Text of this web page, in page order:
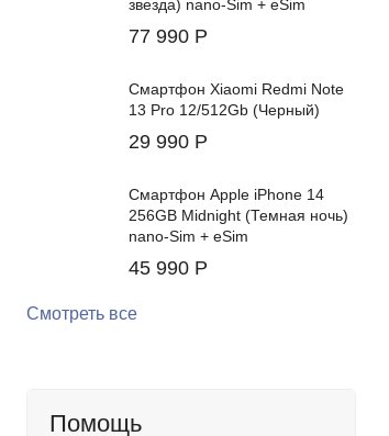
звезда) nano-Sim + eSim
77 990 Р
Смартфон Xiaomi Redmi Note
13 Pro 12/512Gb (Черный)
29 990 Р
Смартфон Apple iPhone 14
256GB Midnight (Темная ночь)
nano-Sim + eSim
45 990 Р
Смотреть все
Помощь